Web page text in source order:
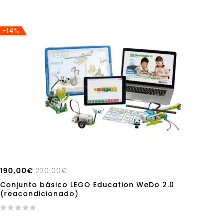
-14%
220,00€
190,00€
Conjunto básico LEGO Education WeDo 2.0
(reacondicionado)